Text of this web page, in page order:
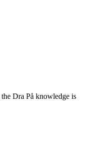
Dra På knowledge is